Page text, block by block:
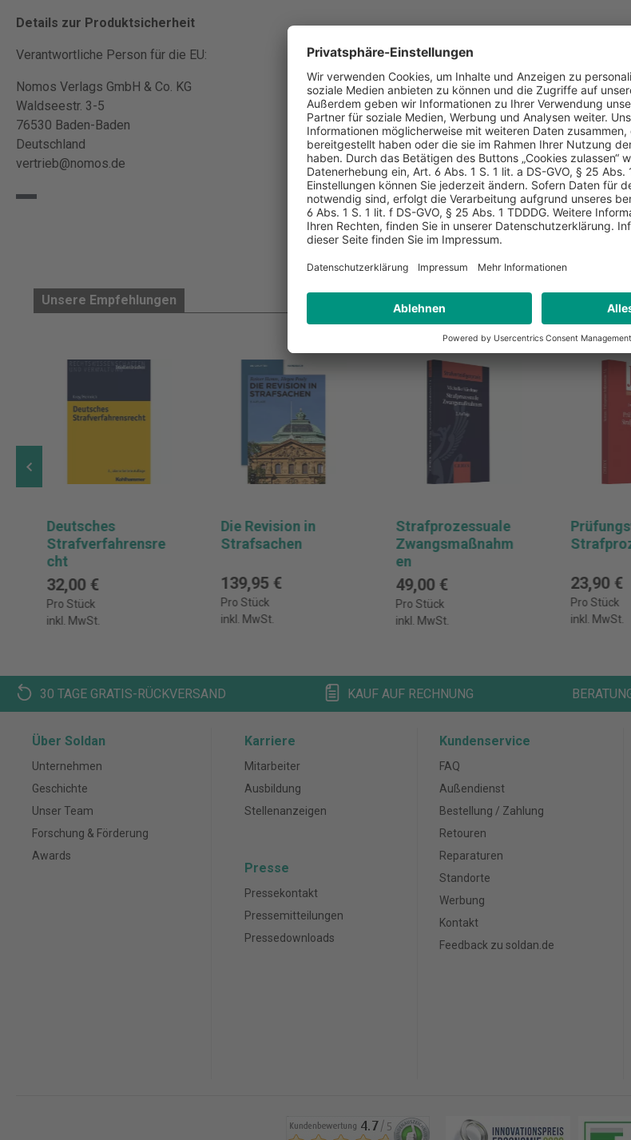
Details zur Produktsicherheit
Verantwortliche Person für die EU:
Nomos Verlags GmbH & Co. KG
Waldseestr. 3-5
76530 Baden-Baden
Deutschland
vertrieb@nomos.de
Unsere Empfehlungen
Deutsches
Strafverfahrensre
cht
32,00 €
Pro Stück
inkl. MwSt.
Die Revision in
Strafsachen
139,95 €
Pro Stück
inkl. MwSt.
Strafprozessuale
Zwangsmaßnahm
en
49,00 €
Pro Stück
inkl. MwSt.
23,90 €
Pro Stück
inkl. MwSt.
30 TAGE GRATIS-RÜCKVERSAND KAUF AUF RECHNUNG
Über Soldan
Unternehmen
Geschichte
Unser Team
Forschung & Förderung
Awards
Karriere
Mitarbeiter
Ausbildung
Stellenanzeigen
Presse
Pressekontakt
Pressemitteilungen
Pressedownloads
Kundenservice
FAQ
Außendienst
Bestellung / Zahlung
Retouren
Reparaturen
Standorte
Werbung
Kontakt
Feedback zu soldan.de